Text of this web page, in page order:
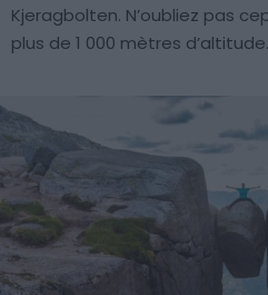
Kjeragbolten. N’oubliez pas
plus de 1 000 mètres